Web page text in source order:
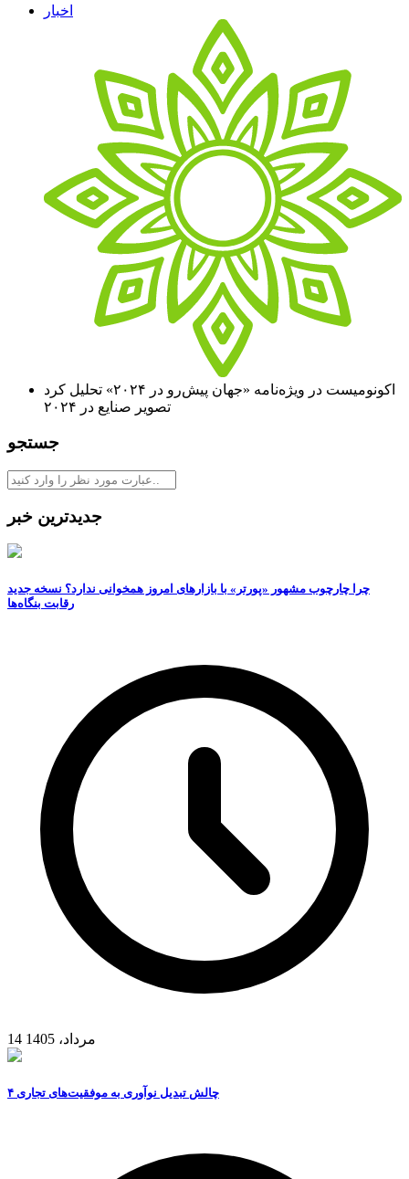
اخبار
اکونومیست در ویژه‌نامه ‌«جهان پیش‌رو در ۲۰۲۴» تحلیل کرد
تصویر صنایع در ۲۰۲۴
جستجو
جدیدترین خبر
چرا چارچوب مشهور «پورتر» با بازارهای امروز همخوانی ندارد؟ نسخه جدید
رقابت‌ بنگاه‌ها
14 مرداد، 1405
۴ چالش تبدیل نوآوری به موفقیت‌های تجاری